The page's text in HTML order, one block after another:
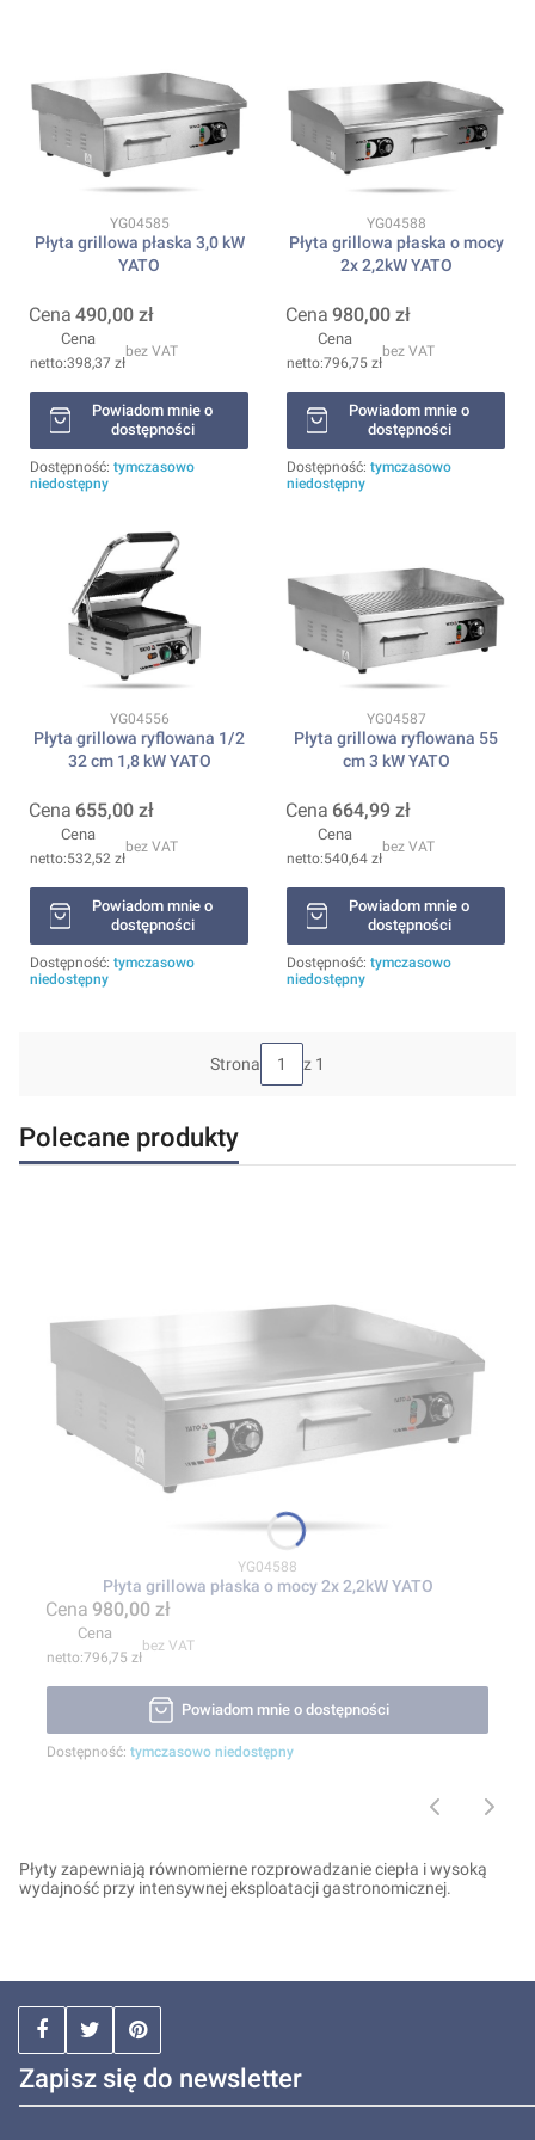
Kod produktu
YG04585
Płyta grillowa płaska 3,0 kW
YATO
Cena 490,00 zł
Cena
398,37 zł
bez VAT
Powiadom mnie o
dostępności
Dostępność: tymczasowo
niedostępny
Kod produktu
YG04588
Płyta grillowa płaska o mocy
2x 2,2kW YATO
Cena 980,00 zł
Cena
796,75 zł
bez VAT
Powiadom mnie o
dostępności
Dostępność: tymczasowo
niedostępny
Kod produktu
YG04556
Płyta grillowa ryflowana 1/2
32 cm 1,8 kW YATO
Cena 655,00 zł
Cena
532,52 zł
bez VAT
Powiadom mnie o
dostępności
Dostępność: tymczasowo
niedostępny
Kod produktu
YG04587
Płyta grillowa ryflowana 55
cm 3 kW YATO
Cena 664,99 zł
Cena
540,64 zł
bez VAT
Powiadom mnie o
dostępności
Dostępność: tymczasowo
niedostępny
Strona z 1
Polecane produkty
Kod produktu
YG04588
Płyta grillowa płaska o mocy 2x 2,2kW YATO
Cena 980,00 zł
Cena
796,75 zł
bez VAT
Powiadom mnie o dostępności
Dostępność: tymczasowo niedostępny
Płyty zapewniają równomierne rozprowadzanie ciepła i wysoką
wydajność przy intensywnej eksploatacji gastronomicznej.
Zapisz się do newsletter